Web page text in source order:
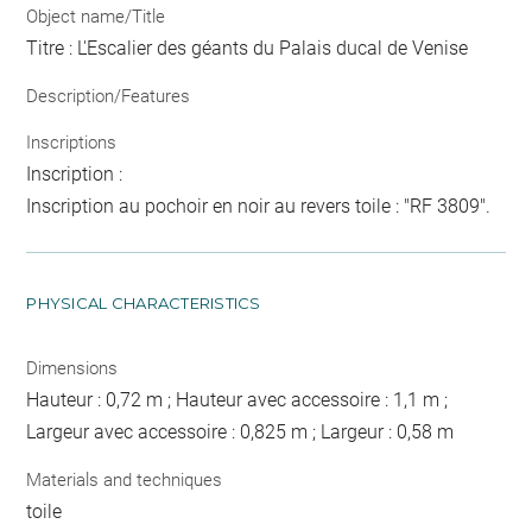
Object name/Title
Titre : L'Escalier des géants du Palais ducal de Venise
Description/Features
Inscriptions
Inscription :
Inscription au pochoir en noir au revers toile : "RF 3809".
PHYSICAL CHARACTERISTICS
Dimensions
Hauteur : 0,72 m ; Hauteur avec accessoire : 1,1 m ;
Largeur avec accessoire : 0,825 m ; Largeur : 0,58 m
Materials and techniques
toile